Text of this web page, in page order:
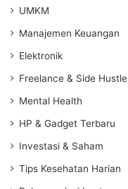
UMKM
Manajemen Keuangan
Elektronik
Freelance & Side Hustle
Mental Health
HP & Gadget Terbaru
Investasi & Saham
Tips Kesehatan Harian